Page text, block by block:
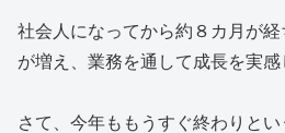
社会人になってから約８カ月が
が増え、業務を通して成長を実感
さて、今年ももうすぐ終わりと